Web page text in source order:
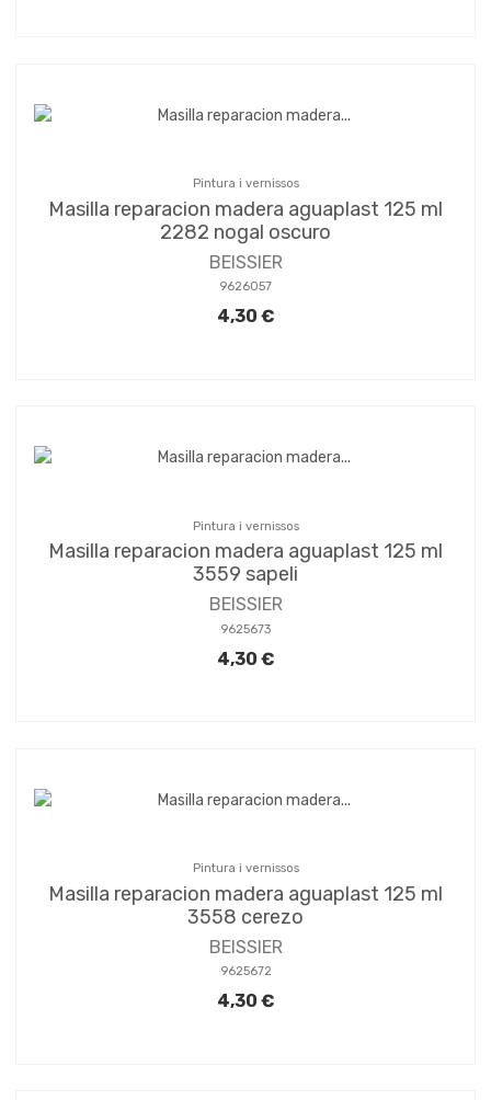
Pintura i vernissos
Masilla reparacion madera aguaplast 125 ml
2282 nogal oscuro
BEISSIER
9626057
4,30 €
Pintura i vernissos
Masilla reparacion madera aguaplast 125 ml
3559 sapeli
BEISSIER
9625673
4,30 €
Pintura i vernissos
Masilla reparacion madera aguaplast 125 ml
3558 cerezo
BEISSIER
9625672
4,30 €